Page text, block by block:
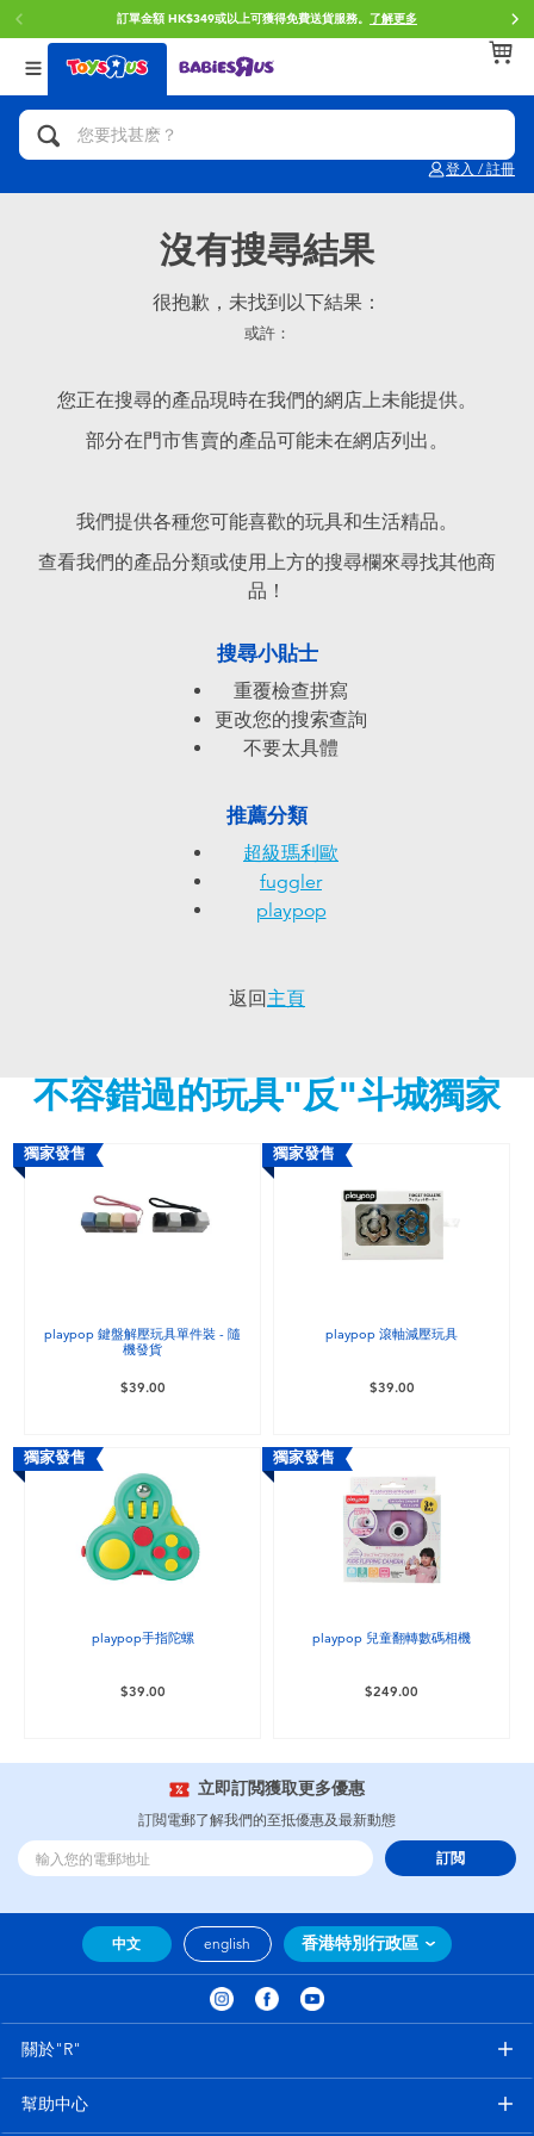
訂單金額 HK$349或以上可獲得免費送貨服務。 了解更多
登入 / 註冊
返回
分類目錄
人氣英雄,角色扮演,射擊玩具
拼砌組合及樂高LEGO
玩具車,貨車,火車及遙控系列
手工藝,文具,蠟筆,泥膠,畫板
戶外及運動用品
角色扮演及造型系列
嬰兒及學前玩具
任天堂 Switch
電池
人氣角色
返回
品牌
Brunch Brother 早午餐兄弟
Spider-Man蜘蛛俠
Play-Doh培樂多
Globber高樂寶
返回
年齢
0~2歳
12~14歳
沒有搜尋結果
很抱歉，未找到以下結果：
或許：
您正在搜尋的產品現時在我們的網店上未能提供。
部分在門市售賣的產品可能未在網店列出。
我們提供各種您可能喜歡的玩具和生活精品。
查看我們的產品分類或使用上方的搜尋欄來尋找其他商
品！
搜尋小貼士
重覆檢查拼寫
更改您的搜索查詢
不要太具體
推薦分類
超級瑪利歐
fuggler
playpop
返回主頁
不容錯過的玩具"反"斗城獨家
獨家發售
playpop 鍵盤解壓玩具單件裝 - 隨
機發貨
$39.00
獨家發售
playpop 滾軸減壓玩具
$39.00
獨家發售
playpop手指陀螺
$39.00
獨家發售
playpop 兒童翻轉數碼相機
$249.00
立即訂閲獲取更多優惠
訂閲電郵了解我們的至抵優惠及最新動態
訂閲
中文 english 香港特別行政區
關於"R"
幫助中心